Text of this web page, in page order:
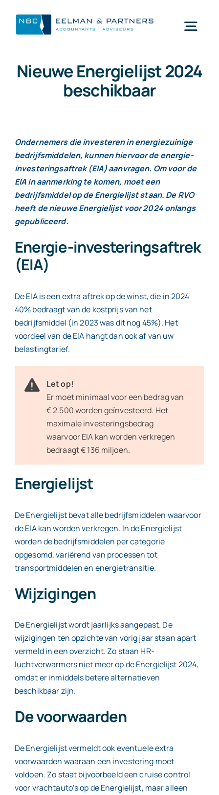
inhoud
Wat doen wij
Mijn NBC Eelman & Partners
Nieuws
Werken bij
Contact
Nieuwe Energielijst 2024
beschikbaar
Ondernemers die investeren in energiezuinige
bedrijfsmiddelen, kunnen hiervoor de energie-
investeringsaftrek (EIA) aanvragen. Om voor de
EIA in aanmerking te komen, moet een
bedrijfsmiddel op de Energielijst staan. De RVO
heeft de nieuwe Energielijst voor 2024 onlangs
gepubliceerd.
Energie-investeringsaftrek
(EIA)
De EIA is een extra aftrek op de winst, die in 2024
40% bedraagt van de kostprijs van het
bedrijfsmiddel (in 2023 was dit nog 45%). Het
voordeel van de EIA hangt dan ook af van uw
belastingtarief.
Let op!
Er moet minimaal voor een bedrag van
€ 2.500 worden geïnvesteerd. Het
maximale investeringsbedrag
waarvoor EIA kan worden verkregen
bedraagt € 136 miljoen.
Energielijst
De Energielijst bevat alle bedrijfsmiddelen waarvoor
de EIA kan worden verkregen. In de Energielijst
worden de bedrijfsmiddelen per categorie
opgesomd, variërend van processen tot
transportmiddelen en energietransitie.
Wijzigingen
De Energielijstwordt jaarlijks aangepast. De
wijzigingen ten opzichte van vorig jaar staan apart
vermeld in een overzicht. Zo staan HR-
luchtverwarmers niet meer op de Energielijst 2024,
omdat er inmiddels betere alternatieven
beschikbaar zijn.
De voorwaarden
De Energielijst vermeldt ook eventuele extra
voorwaarden waaraan een investering moet
voldoen. Zo staat bijvoorbeeld een cruise control
voor vrachtauto’s op de Energielijst, maar alleen